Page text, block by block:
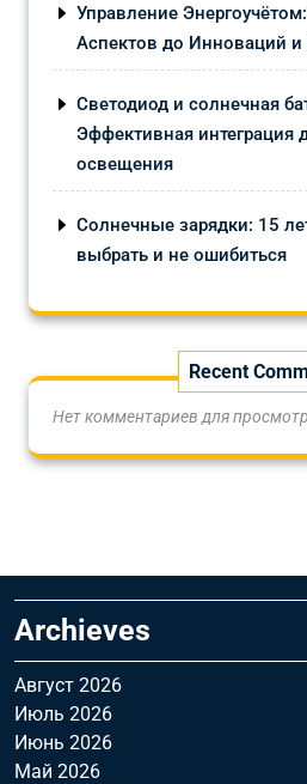
Управление
Аспектов до Инноваций и
Светодиод и солнечная
Эффективная интеграция
освещения
Солнечные зарядки: 15
выбрать и не ошибиться
Recent
Нет комментариев для
Archieves
Август 2026
Июль 2026
Июнь 2026
Май 2026